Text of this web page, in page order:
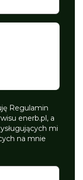
Regulamin
enerb.pl, a
mi
na mnie